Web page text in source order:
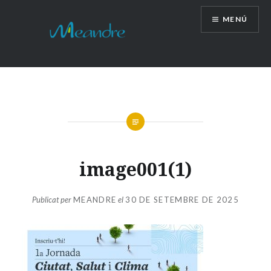
MENÚ
image001(1)
Publicat perMEANDRE el 30 DE SETEMBRE DE 2025